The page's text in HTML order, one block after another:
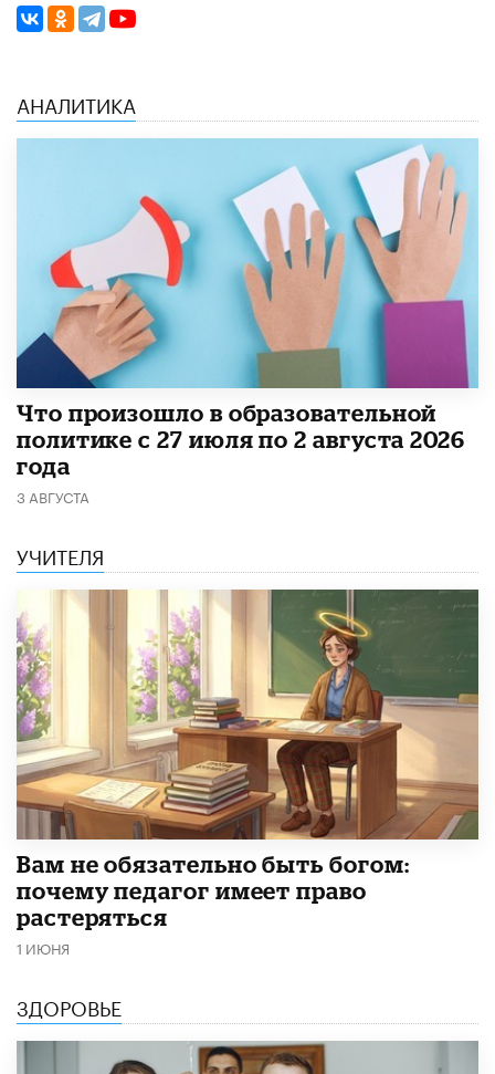
АНАЛИТИКА
​Что произошло в образовательной
политике с 27 июля по 2 августа 2026
года
3 АВГУСТА
УЧИТЕЛЯ
​Вам не обязательно быть богом:
почему педагог имеет право
растеряться
1 ИЮНЯ
ЗДОРОВЬЕ